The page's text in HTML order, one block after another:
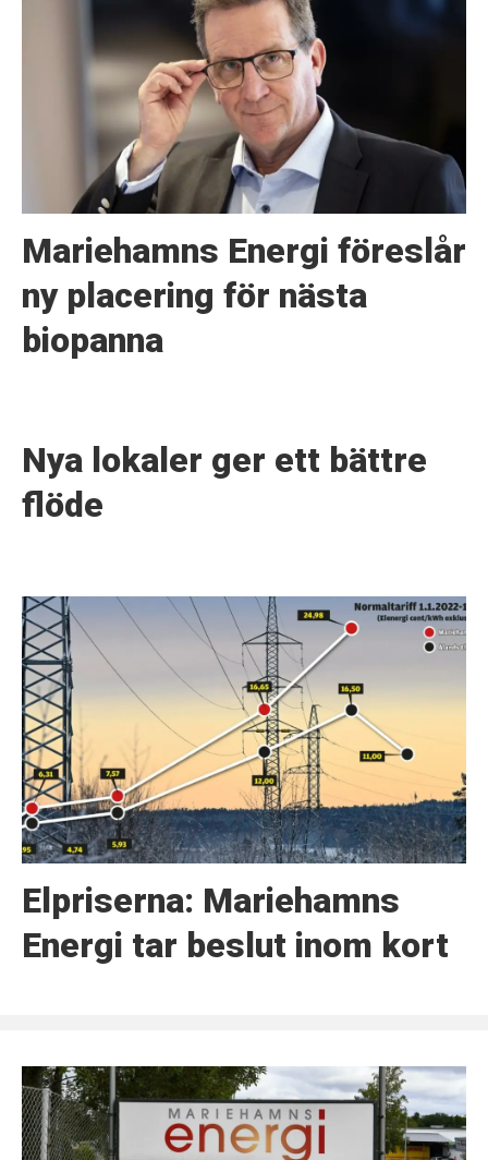
Mariehamns Energi föreslår
ny placering för nästa
biopanna
Nya lokaler ger ett bättre
flöde
Elpriserna: Mariehamns
Energi tar beslut inom kort